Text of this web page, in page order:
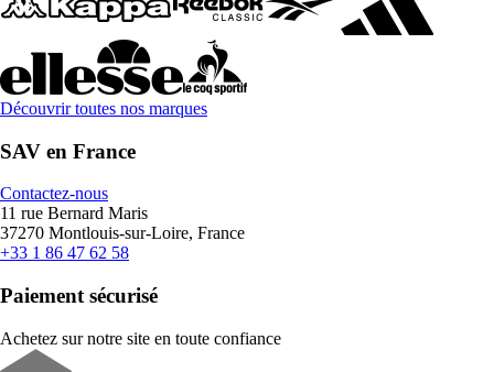
Découvrir toutes nos marques
SAV en France
Contactez-nous
11 rue Bernard Maris
37270 Montlouis-sur-Loire, France
+33 1 86 47 62 58
Paiement sécurisé
Achetez sur notre site en toute confiance